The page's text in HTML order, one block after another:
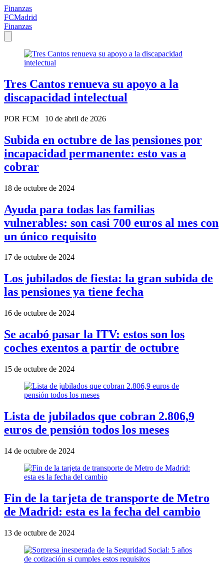
Finanzas
FCMadrid
Finanzas
Tres Cantos renueva su apoyo a la
discapacidad intelectual
POR FCM 10 de abril de 2026
Subida en octubre de las pensiones por
incapacidad permanente: esto vas a
cobrar
18 de octubre de 2024
Ayuda para todas las familias
vulnerables: son casi 700 euros al mes con
un único requisito
17 de octubre de 2024
Los jubilados de fiesta: la gran subida de
las pensiones ya tiene fecha
16 de octubre de 2024
Se acabó pasar la ITV: estos son los
coches exentos a partir de octubre
15 de octubre de 2024
Lista de jubilados que cobran 2.806,9
euros de pensión todos los meses
14 de octubre de 2024
Fin de la tarjeta de transporte de Metro
de Madrid: esta es la fecha del cambio
13 de octubre de 2024